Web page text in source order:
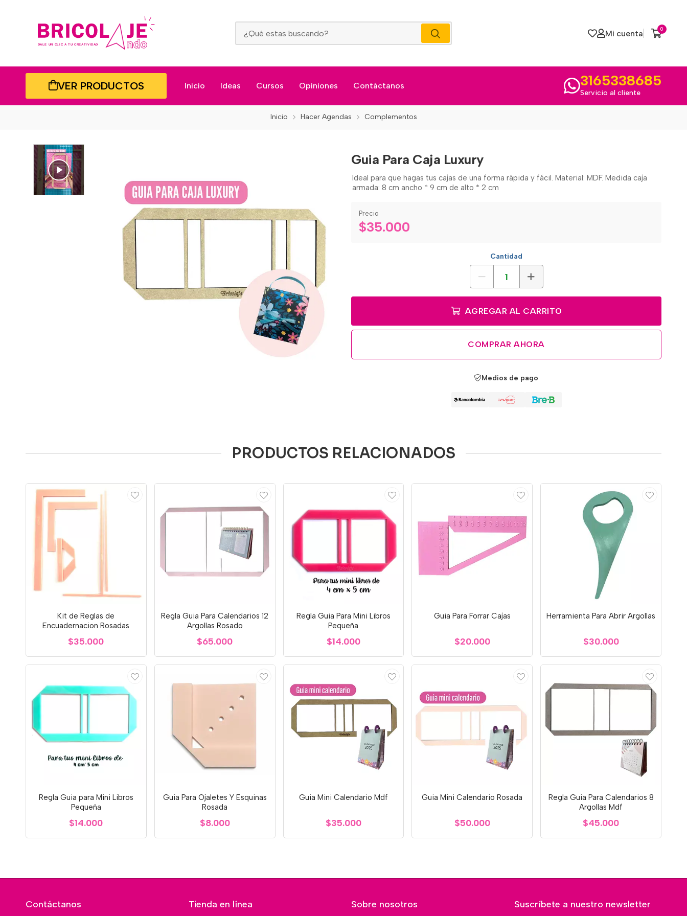
Mi cuenta 0
VER PRODUCTOS Inicio Ideas Cursos Opiniones Contáctanos 3165338685
Servicio al cliente
Inicio Hacer Agendas Complementos
Guia Para Caja Luxury
Ideal para que hagas tus cajas de una forma rápida y fácil. Material: MDF. Medida caja
armada: 8 cm ancho * 9 cm de alto * 2 cm
Precio
$35.000
Cantidad
AGREGAR AL CARRITO
COMPRAR AHORA
Medios de pago
PRODUCTOS RELACIONADOS
Kit de Reglas de
Encuadernacion Rosadas
$35.000
Regla Guia Para Calendarios 12
Argollas Rosado
$65.000
Regla Guia Para Mini Libros
Pequeña
$14.000
Guia Para Forrar Cajas
$20.000
Herramienta Para Abrir Argollas
$30.000
Regla Guia para Mini Libros
Pequeña
$14.000
Guia Para Ojaletes Y Esquinas
Rosada
$8.000
Guia Mini Calendario Mdf
$35.000
Guia Mini Calendario Rosada
$50.000
Regla Guia Para Calendarios 8
Argollas Mdf
$45.000
Contáctanos Tienda en línea Sobre nosotros Suscríbete a nuestro newsletter